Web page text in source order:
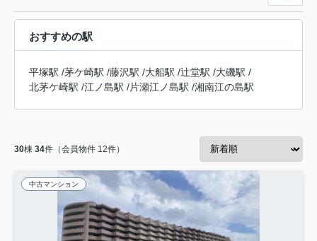
おすすめの駅
平塚駅 /茅ケ崎駅 /藤沢駅 /大船駅 /辻堂駅 /大磯駅 /
北茅ケ崎駅 /江ノ島駅 /片瀬江ノ島駅 /湘南江の島駅
30棟 34件（会員物件 12件）
中古マンション